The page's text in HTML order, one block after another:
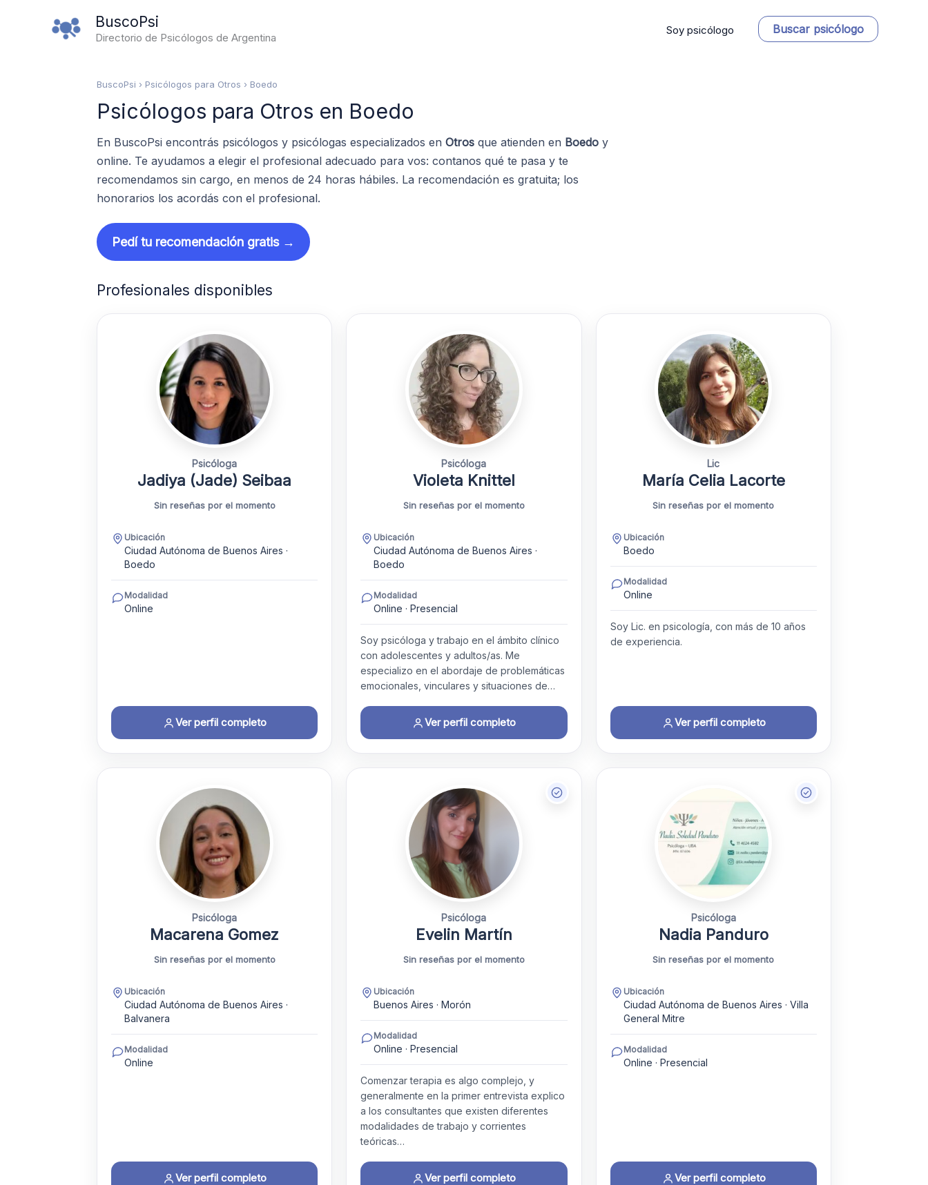
BuscoPsi
Directorio de Psicólogos de Argentina
Soy psicólogo Buscar psicólogo
BuscoPsi › Psicólogos para Otros › Boedo
Psicólogos para Otros en Boedo
En BuscoPsi encontrás psicólogos y psicólogas especializados en Otros que atienden en Boedo y
online. Te ayudamos a elegir el profesional adecuado para vos: contanos qué te pasa y te
recomendamos sin cargo, en menos de 24 horas hábiles. La recomendación es gratuita; los
honorarios los acordás con el profesional.
Pedí tu recomendación gratis →
Profesionales disponibles
Psicóloga
Jadiya (Jade) Seibaa
Sin reseñas por el momento
Ubicación
Ciudad Autónoma de Buenos Aires ·
Boedo
Modalidad
Online
Ver perfil completo
Psicóloga
Violeta Knittel
Sin reseñas por el momento
Ubicación
Ciudad Autónoma de Buenos Aires ·
Boedo
Modalidad
Online · Presencial
Soy psicóloga y trabajo en el ámbito clínico
con adolescentes y adultos/as. Me
especializo en el abordaje de problemáticas
emocionales, vinculares y situaciones de…
Ver perfil completo
Lic
María Celia Lacorte
Sin reseñas por el momento
Ubicación
Boedo
Modalidad
Online
Soy Lic. en psicología, con más de 10 años
de experiencia.
Ver perfil completo
Psicóloga
Macarena Gomez
Sin reseñas por el momento
Ubicación
Ciudad Autónoma de Buenos Aires ·
Balvanera
Modalidad
Online
Ver perfil completo
Psicóloga
Evelin Martín
Sin reseñas por el momento
Ubicación
Buenos Aires · Morón
Modalidad
Online · Presencial
Comenzar terapia es algo complejo, y
generalmente en la primer entrevista explico
a los consultantes que existen diferentes
modalidades de trabajo y corrientes
teóricas…
Ver perfil completo
Psicóloga
Nadia Panduro
Sin reseñas por el momento
Ubicación
Ciudad Autónoma de Buenos Aires · Villa
General Mitre
Modalidad
Online · Presencial
Ver perfil completo